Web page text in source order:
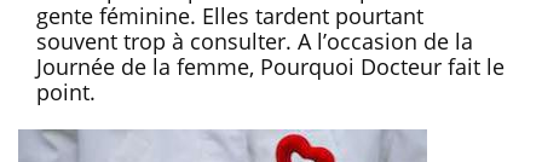
gente féminine. Elles tardent pourtant
souvent trop à consulter. A l’occasion de la
Journée de la femme, Pourquoi Docteur fait le
point.